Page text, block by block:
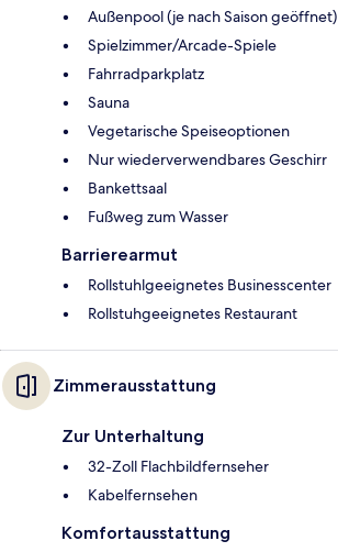
Außenpool (je nach Saison geöffnet)
Spielzimmer/Arcade-Spiele
Fahrradparkplatz
Sauna
Vegetarische Speiseoptionen
Nur wiederverwendbares Geschirr
Bankettsaal
Fußweg zum Wasser
Barrierearmut
Rollstuhlgeeignetes Businesscenter
Rollstuhgeeignetes Restaurant
Zimmerausstattung
Zur Unterhaltung
32-Zoll Flachbildfernseher
Kabelfernsehen
Komfortausstattung